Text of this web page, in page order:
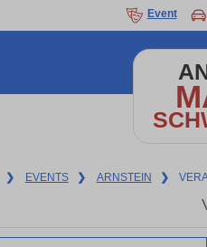
Event
❯ EVENTS ❯ ARNSTEIN ❯